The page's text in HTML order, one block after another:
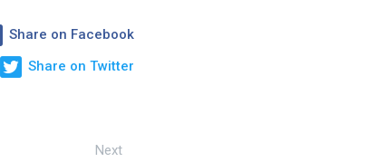
Share on Facebook
Share on Twitter
Next